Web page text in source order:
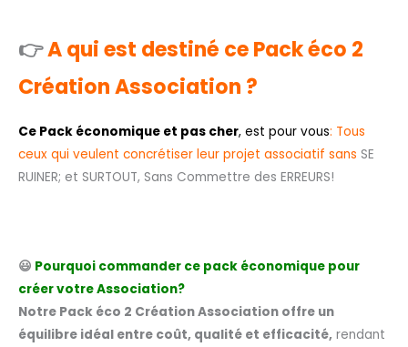
👉A qui est destiné ce Pack éco 2
Création Association ?
Ce Pack économique et pas cher, est pour vous: Tous
ceux qui veulent concrétiser leur projet associatif sans SE
RUINER; et SURTOUT, Sans Commettre des ERREURS!
😃 Pourquoi commander ce pack économique pour
créer votre Association?
Notre Pack éco 2 Création Association offre un
équilibre idéal entre coût, qualité et efficacité, rendant